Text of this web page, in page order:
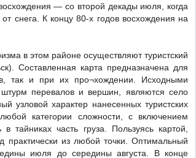
— со второй декады июля, когда
снега. К концу 80-х годов восхождения на
в этом районе осуществляют туристский
Составленная карта предназначена для
так и при их про¬хождении. Исходными
штурм перевалов и вершин, являются село
узловой характер нанесенных туристских
категории сложности, с включением
тайниках часть груза. Пользуясь картой,
из любой точки. Оптимальный
июля до середины августа. В конце